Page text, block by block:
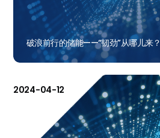
破浪前行的储能——“韧劲”从哪儿来？
2024-04-12